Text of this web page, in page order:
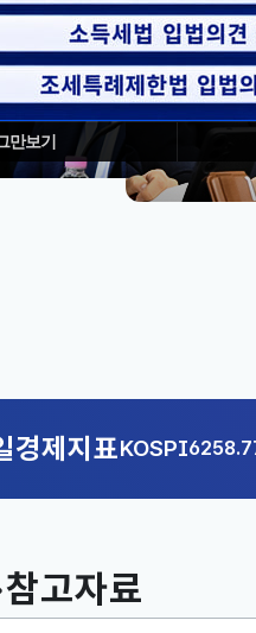
만보기
경제지표
KOSPI
국고채(3년)
국고채(3년)
참고자료